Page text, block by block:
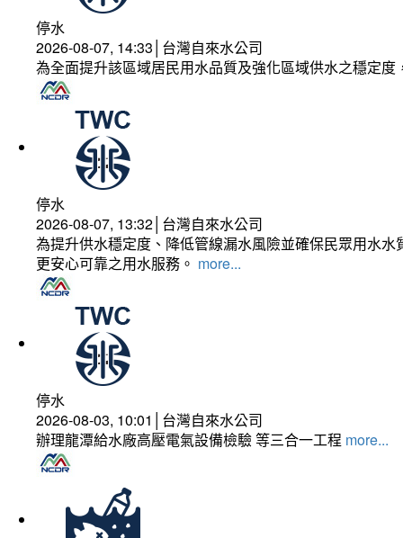
停水
2026-08-07, 14:33│台灣自來水公司
為全面提升該區域居民用水品質及強化區域供水之穩定
停水
2026-08-07, 13:32│台灣自來水公司
為提升供水穩定度、降低管線漏水風險並確保民眾用水
更安心可靠之用水服務。 more...
停水
2026-08-03, 10:01│台灣自來水公司
辦理龍潭給水廠高壓電氣設備檢驗 等三合一工程 more...